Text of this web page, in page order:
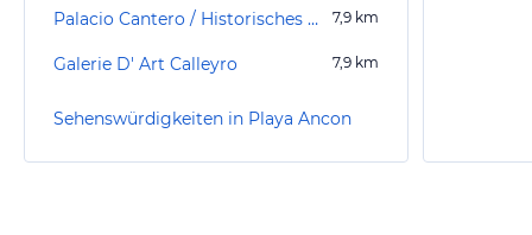
Palacio Cantero / Historisches Museum 7,9 km
Galerie D' Art Calleyro 7,9 km
Sehenswürdigkeiten in Playa Ancon